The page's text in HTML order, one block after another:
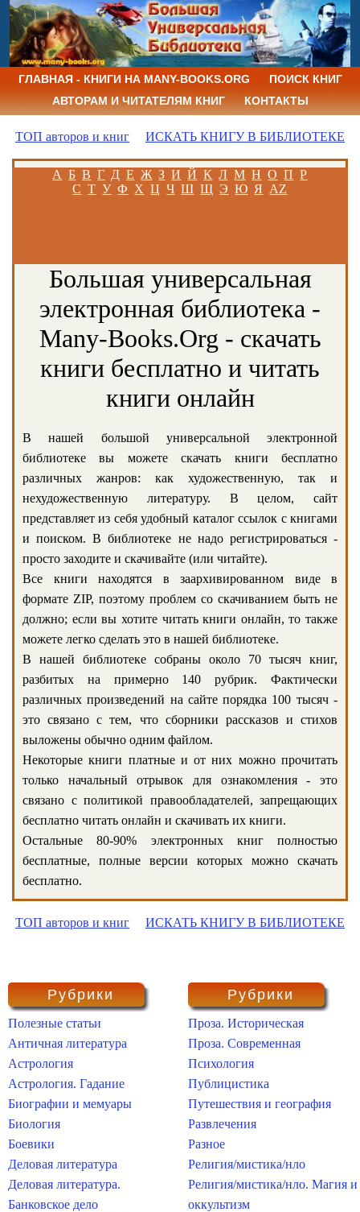
ГЛАВНАЯ - КНИГИ НА MANY-BOOKS.ORG
ПОИСК КНИГ
АВТОРАМ И ЧИТАТЕЛЯМ КНИГ
КОНТАКТЫ
ТОП авторов и книг ИСКАТЬ КНИГУ В БИБЛИОТЕКЕ
А Б В Г Д Е Ж З И Й К Л М Н О П Р
С Т У Ф Х Ц Ч Ш Щ Э Ю Я AZ
Большая универсальная
электронная библиотека -
Many-Books.Org - скачать
книги бесплатно и читать
книги онлайн
В нашей большой универсальной электронной
библиотеке вы можете скачать книги бесплатно
различных жанров: как художественную, так и
нехудожественную литературу. В целом, сайт
представляет из себя удобный каталог ссылок с книгами
и поиском. В библиотеке не надо регистрироваться -
просто заходите и скачивайте (или читайте).
Все книги находятся в заархивированном виде в
формате ZIP, поэтому проблем со скачиванием быть не
должно; если вы хотите читать книги онлайн, то также
можете легко сделать это в нашей библиотеке.
В нашей библиотеке собраны около 70 тысяч книг,
разбитых на примерно 140 рубрик. Фактически
различных произведений на сайте порядка 100 тысяч -
это связано с тем, что сборники рассказов и стихов
выложены обычно одним файлом.
Некоторые книги платные и от них можно прочитать
только начальный отрывок для ознакомления - это
связано с политикой правообладателей, запрещающих
бесплатно читать онлайн и скачивать их книги.
Остальные 80-90% электронных книг полностью
бесплатные, полные версии которых можно скачать
бесплатно.
ТОП авторов и книг ИСКАТЬ КНИГУ В БИБЛИОТЕКЕ
Рубрики
Полезные статьи
Античная литература
Астрология
Астрология. Гадание
Биографии и мемуары
Биология
Боевики
Деловая литература
Деловая литература.
Банковское дело
Рубрики
Проза. Историческая
Проза. Современная
Психология
Публицистика
Путешествия и география
Развлечения
Разное
Религия/мистика/нло
Религия/мистика/нло. Магия и
оккультизм